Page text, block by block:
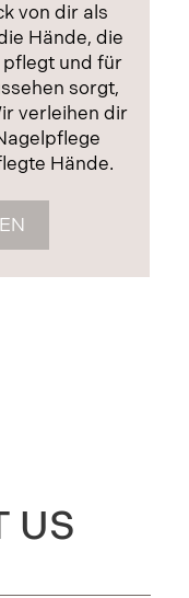
von dir als
Hände, die
pflegt und für
sorgt,
verleihen dir
Hände.
US